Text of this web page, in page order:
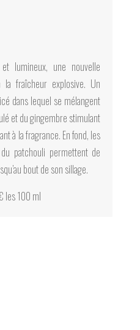
lumineux, une nouvelle
fraîcheur explosive. Un
dans lequel se mélangent
et du gingembre stimulant
à la fragrance. En fond, les
patchouli permettent de
bout de son sillage.
les 100 ml